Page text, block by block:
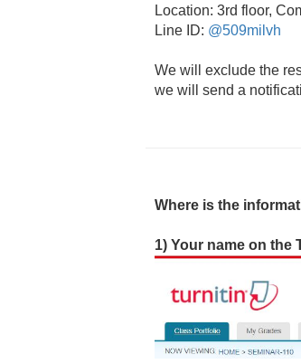
Location: 3rd floor,
Line ID: @509milvh
We will exclude the
we will send a
Where is the
1) Your name on the